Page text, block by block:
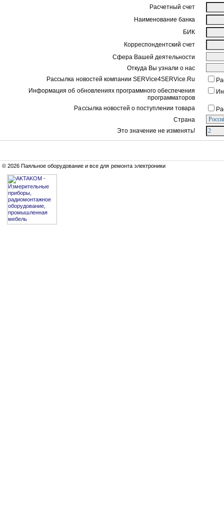
Расчетный счет
Наименование банка
БИК
Корреспондентский счет
Сфера Вашей деятельности
Откуда Вы узнали о нас
Рассылка новостей компании SERVice4SERVice.Ru
Информация об обновлениях программного обеспечения
программаторов
Рассылка новостей о поступлении товара
Страна
Это значение не изменять!
© 2026 Паяльное оборудование и все для ремонта электроники